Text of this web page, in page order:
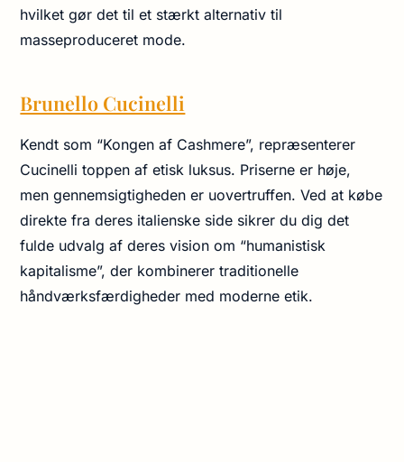
hvilket gør det til et stærkt alternativ til
masseproduceret mode.
Brunello Cucinelli
Kendt som “Kongen af Cashmere”, repræsenterer
Cucinelli toppen af etisk luksus. Priserne er høje,
men gennemsigtigheden er uovertruffen. Ved at købe
direkte fra deres italienske side sikrer du dig det
fulde udvalg af deres vision om “humanistisk
kapitalisme”, der kombinerer traditionelle
håndværksfærdigheder med moderne etik.